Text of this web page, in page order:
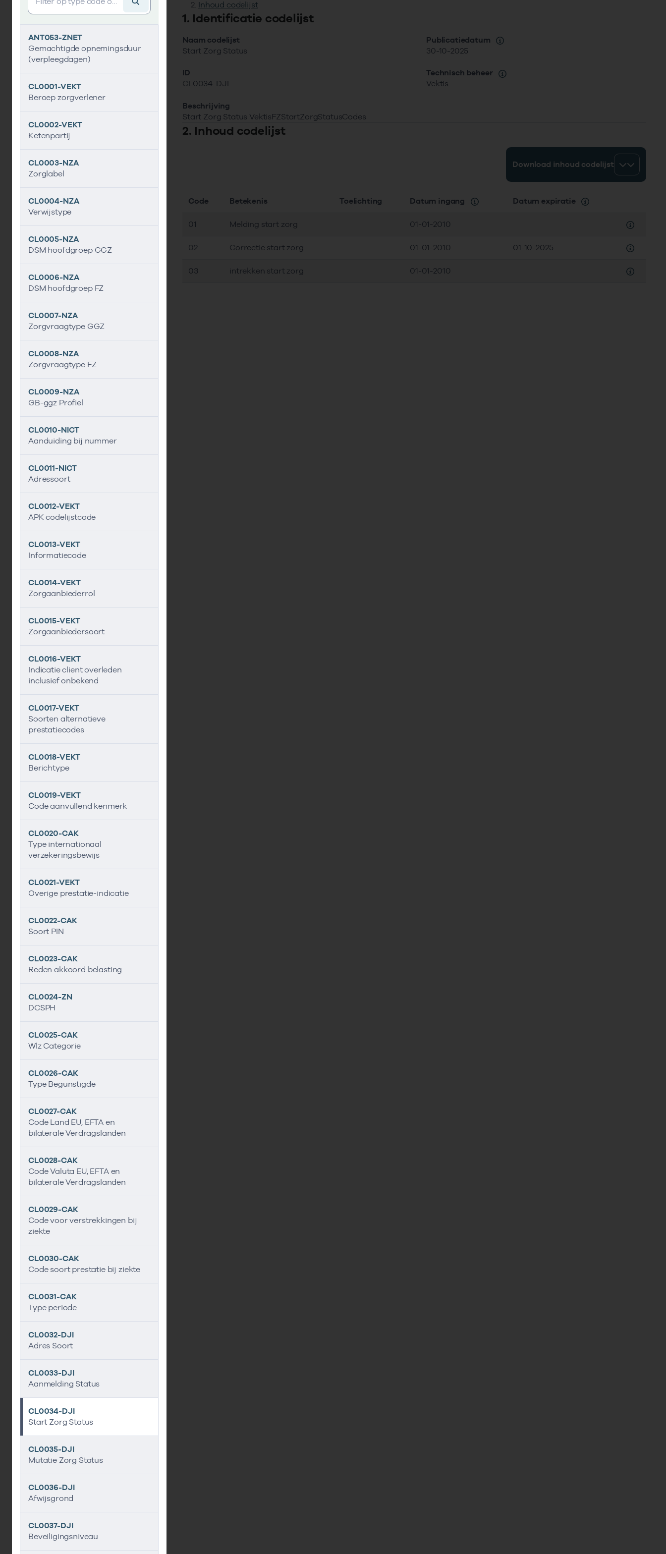
ANT053-ZNET
Gemachtigde opnemingsduur
(verpleegdagen)
CL0001-VEKT
Beroep zorgverlener
CL0002-VEKT
Ketenpartij
CL0003-NZA
Zorglabel
CL0004-NZA
Verwijstype
CL0005-NZA
DSM hoofdgroep GGZ
CL0006-NZA
DSM hoofdgroep FZ
CL0007-NZA
Zorgvraagtype GGZ
CL0008-NZA
Zorgvraagtype FZ
CL0009-NZA
GB-ggz Profiel
CL0010-NICT
Aanduiding bij nummer
CL0011-NICT
Adressoort
CL0012-VEKT
APK codelijstcode
CL0013-VEKT
Informatiecode
CL0014-VEKT
Zorgaanbiederrol
CL0015-VEKT
Zorgaanbiedersoort
CL0016-VEKT
Indicatie client overleden
inclusief onbekend
CL0017-VEKT
Soorten alternatieve
prestatiecodes
CL0018-VEKT
Berichtype
CL0019-VEKT
Code aanvullend kenmerk
CL0020-CAK
Type internationaal
verzekeringsbewijs
CL0021-VEKT
Overige prestatie-indicatie
CL0022-CAK
Soort PIN
CL0023-CAK
Reden akkoord belasting
CL0024-ZN
DCSPH
CL0025-CAK
Wlz Categorie
CL0026-CAK
Type Begunstigde
CL0027-CAK
Code Land EU, EFTA en
bilaterale Verdragslanden
CL0028-CAK
Code Valuta EU, EFTA en
bilaterale Verdragslanden
CL0029-CAK
Code voor verstrekkingen bij
ziekte
CL0030-CAK
Code soort prestatie bij ziekte
CL0031-CAK
Type periode
CL0032-DJI
Adres Soort
CL0033-DJI
Aanmelding Status
CL0034-DJI
Start Zorg Status
CL0035-DJI
Mutatie Zorg Status
CL0036-DJI
Afwijsgrond
CL0037-DJI
Beveiligingsniveau
Inhoud codelijst
1. Identificatie codelijst
Naam codelijst
Start Zorg Status
ID
CL0034-DJI
Beschrijving
Start Zorg Status VektisFZStartZorgStatusCodes
Publicatiedatum
30-10-2025
Technisch beheer
Vektis
2. Inhoud codelijst
Download inhoud codelijst
Code Betekenis Toelichting Datum ingang Datum expiratie
01 Melding start zorg 01-01-2010
02 Correctie start zorg 01-01-2010 01-10-2025
03 intrekken start zorg 01-01-2010